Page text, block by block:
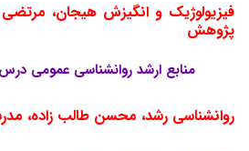
فیزیولوژیک و انگیزش هیجان، مرتضی
پژوهش
منابع ارشد روانشناسی عمومی
روانشناسی رشد، محسن طالب زاده،